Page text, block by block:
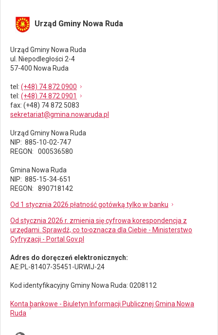
Urząd Gminy Nowa Ruda
Urząd Gminy Nowa Ruda
ul. Niepodległości 2-4
57-400 Nowa Ruda
tel : (+48) 74 872 0900
tel : (+48) 74 872 0901
fax: (+48) 74 872 5083
sekretariat@gmina.nowaruda.pl
Urząd Gminy Nowa Ruda
NIP: 885-10-02-747
REGON: 000536580
Gmina Nowa Ruda
NIP: 885-15-34-651
REGON: 890718142
Od 1 stycznia 2026 płatność gotówką tylko w banku
Od stycznia 2026 r. zmienia się cyfrowa korespondencja z
urzędami. Sprawdź, co to oznacza dla Ciebie - Ministerstwo
Cyfryzacji - Portal Gov.pl
Adres do doręczeń elektronicznych:
AE:PL-81407-35451-URWIJ-24
Kod identyfikacyjny Gminy Nowa Ruda: 0208112
Konta bankowe - Biuletyn Informacji Publicznej Gmina Nowa
Ruda